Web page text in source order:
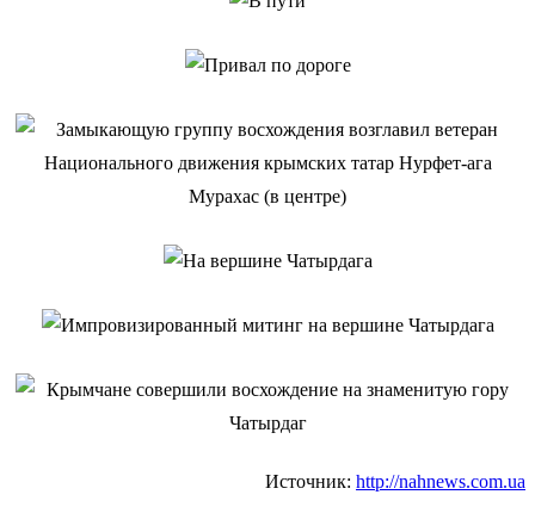
Источник: http://nahnews.com.ua